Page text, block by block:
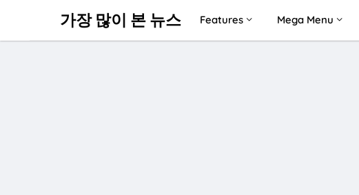
가장 많이 본 뉴스 Features Mega Menu